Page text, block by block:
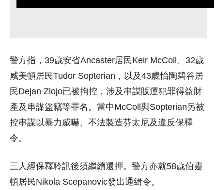
警方指，39歲安省Ancaster居民Keir McColl、32歲
咸美頓居民Tudor Sopterian，以及43歲怡陶碧谷居
民Dejan Zlojo已被拘控，涉及串謀販運犯罪得益財
產及串謀盜竊等罪名。當中McColl與Sopterian另被
控串謀以暴力威嚇、不法製造芬太尼及違反保釋
令。
三人經保釋聆訊後須繼續還押。警方亦就58歲伯靈
頓居民Nikola Scepanovic發出通緝令。